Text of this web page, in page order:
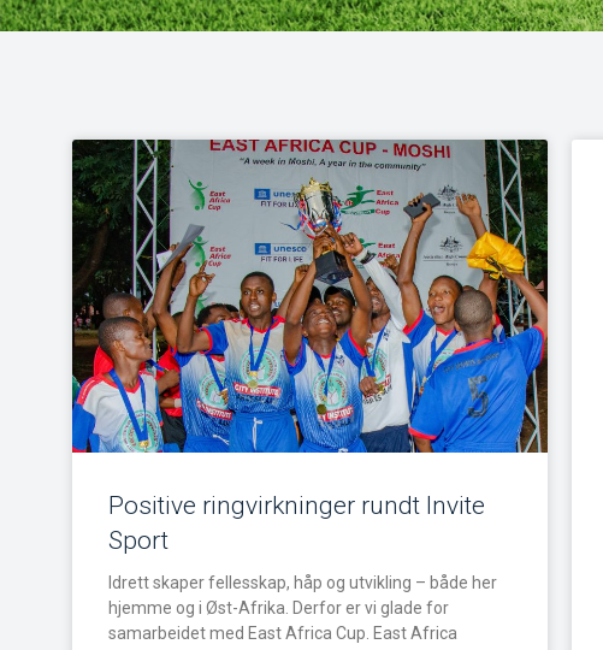
Positive ringvirkninger rundt Invite
Sport
Idrett skaper fellesskap, håp og utvikling – både her
hjemme og i Øst-Afrika. Derfor er vi glade for
samarbeidet med East Africa Cup. East Africa